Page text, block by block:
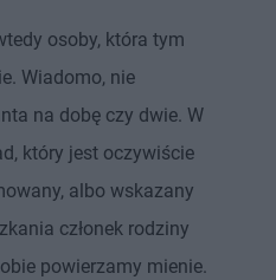
osoby, która tym
Wiadomo, nie
na dobę czy dwie. W
który jest oczywiście
albo wskazany
członek rodziny
powierzamy mienie.